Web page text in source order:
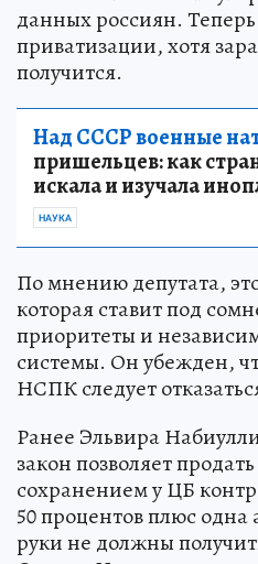
данных россиян.
приватизации, хотя
получится.
Над СССР военные
пришельцев: как
искала и изучала
НАУКА
По мнению депутата,
которая ставит под
приоритеты и
системы. Он убежден,
НСПК следует
Ранее Эльвира
закон позволяет
сохранением у ЦБ
50 процентов плюс
руки не должны